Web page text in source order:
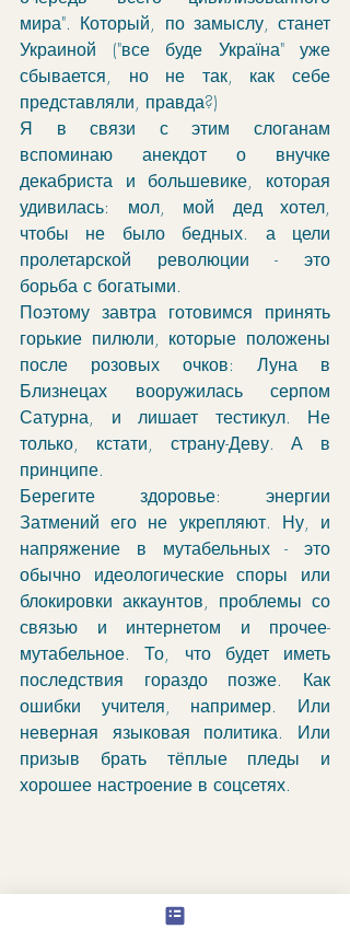
мира". Который, по замыслу, станет
Украиной ("все буде Україна" уже
сбывается, но не так, как себе
представляли, правда?)
Я в связи с этим слоганам
вспоминаю анекдот о внучке
декабриста и большевике, которая
удивилась: мол, мой дед хотел,
чтобы не было бедных. а цели
пролетарской революции - это
борьба с богатыми.
Поэтому завтра готовимся принять
горькие пилюли, которые положены
после розовых очков: Луна в
Близнецах вооружилась серпом
Сатурна, и лишает тестикул. Не
только, кстати, страну-Деву. А в
принципе.
Берегите здоровье: энергии
Затмений его не укрепляют. Ну, и
напряжение в мутабельных - это
обычно идеологические споры или
блокировки аккаунтов, проблемы со
связью и интернетом и прочее-
мутабельное. То, что будет иметь
последствия гораздо позже. Как
ошибки учителя, например. Или
неверная языковая политика. Или
призыв брать тёплые пледы и
хорошее настроение в соцсетях.